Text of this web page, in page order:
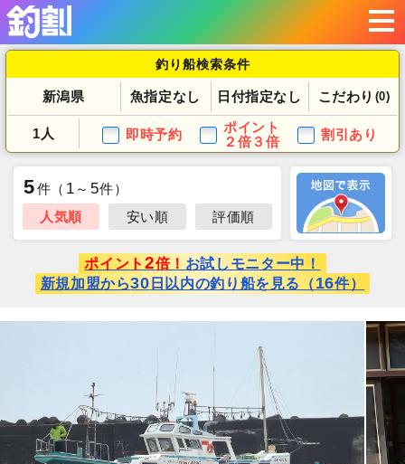
釣り船検索条件
新潟県 魚指定なし 日付指定なし こだわり (0)
1人 即時予約
ポイント
２倍３倍
割引あり
5件 （ 1 ～ 5件）
人気順
安い順 評価順
ポイント 2倍！ お試しモニター中！
新規加盟から30 日以内の釣り船を見る（16件）